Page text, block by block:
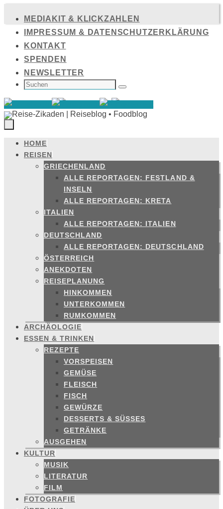
Inhalt
springen
MEDIAKIT & KLICKZAHLEN
IMPRESSUM & DATENSCHUTZERKLÄRUNG
KONTAKT
SPENDEN
NEWSLETTER
SUCHEN
NACH: Suchen
Zum
Inhalt
springen
HOME
REISEN
GRIECHENLAND
ALLE REPORTAGEN: FESTLAND &
INSELN
ALLE REPORTAGEN: KRETA
ITALIEN
ALLE REPORTAGEN: ITALIEN
DEUTSCHLAND
ALLE REPORTAGEN: DEUTSCHLAND
ÖSTERREICH
ANEKDOTEN
REISEPLANUNG
HINKOMMEN
UNTERKOMMEN
RUMKOMMEN
ARCHÄOLOGIE
ESSEN & TRINKEN
REZEPTE
VORSPEISEN
GEMÜSE
FLEISCH
FISCH
GEWÜRZE
DESSERTS & SÜSSES
GETRÄNKE
AUSGEHEN
KULTUR
MUSIK
LITERATUR
FILM
FOTOGRAFIE